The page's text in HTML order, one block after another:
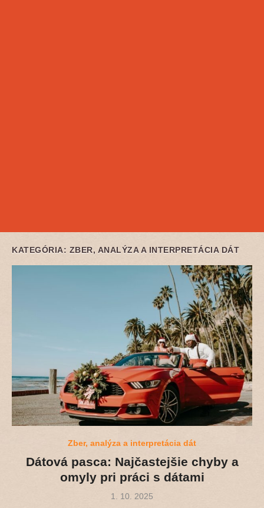
KATEGÓRIA: ZBER, ANALÝZA A INTERPRETÁCIA DÁT
Zber, analýza a interpretácia dát
Dátová pasca: Najčastejšie chyby a
omyly pri práci s dátami
Posted
1. 10. 2025